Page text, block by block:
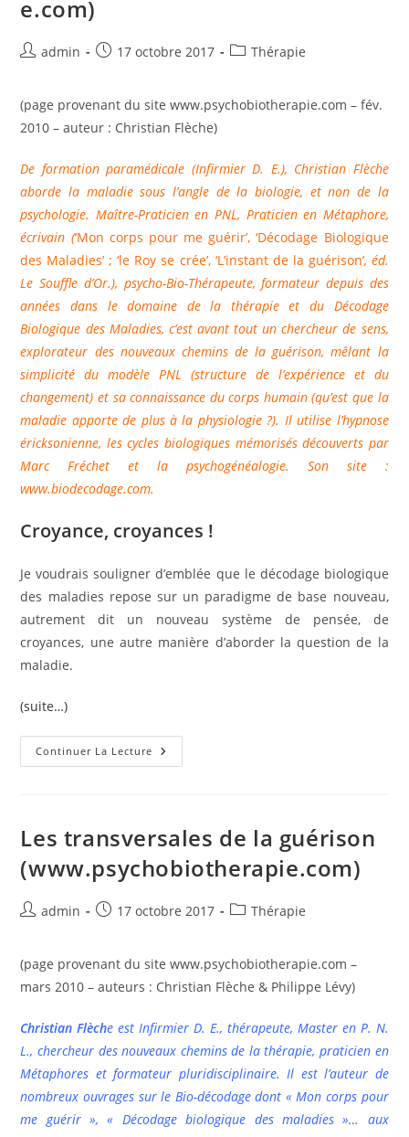
e.com)
Auteur/autrice
publication :
admin
Publication
17 octobre 2017
PostThérapie
(page provenant du site www.psychobiotherapie.com – fév.
2010 – auteur : Christian Flèche)
De formation paramédicale (Infirmier D. E.), Christian Flèche
aborde la maladie sous l’angle de la biologie, et non de la
psychologie. Maître-Praticien en PNL, Praticien en Métaphore,
écrivain (‘Mon corps pour me guérir’, ‘Décodage Biologique
des Maladies’ ; ‘le Roy se crée’, ‘L’instant de la guérison’, éd.
Le Souffle d’Or.), psycho-Bio-Thérapeute, formateur depuis des
années dans le domaine de la thérapie et du Décodage
Biologique des Maladies, c’est avant tout un chercheur de sens,
explorateur des nouveaux chemins de la guérison, mêlant la
simplicité du modèle PNL (structure de l’expérience et du
changement) et sa connaissance du corps humain (qu’est que la
maladie apporte de plus à la physiologie ?). Il utilise l’hypnose
éricksonienne, les cycles biologiques mémorisés découverts par
Marc Fréchet et la psychogénéalogie. Son site :
www.biodecodage.com.
Croyance, croyances !
Je voudrais souligner d’emblée que le décodage biologique
des maladies repose sur un paradigme de base nouveau,
autrement dit un nouveau système de pensée, de
croyances, une autre manière d’aborder la question de la
maladie.
(suite…)
Continuer La Lecture Un
Réajustement
Les transversales de la guérison
(www.psychobiotherapie.com)
Auteur/autrice
publication :
admin
Publication
17 octobre 2017
PostThérapie
(page provenant du site www.psychobiotherapie.com –
mars 2010 – auteurs : Christian Flèche & Philippe Lévy)
Christian Flèche est Infirmier D. E., thérapeute, Master en P. N.
L., chercheur des nouveaux chemins de la thérapie, praticien en
Métaphores et formateur pluridisciplinaire. Il est l’auteur de
nombreux ouvrages sur le Bio-décodage dont « Mon corps pour
me guérir », « Décodage biologique des maladies »… aux